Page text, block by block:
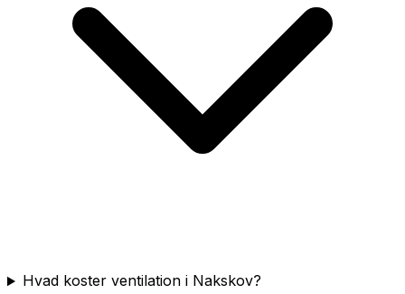
Hvad koster ventilation i Nakskov?